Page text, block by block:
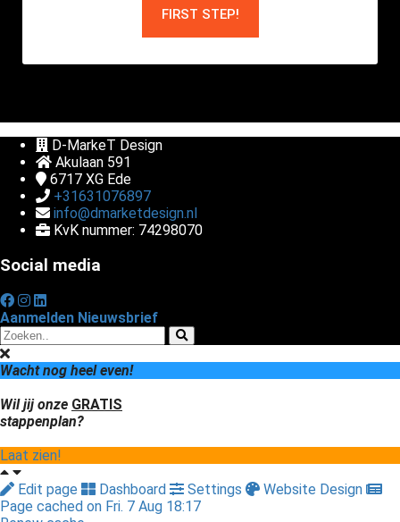
FIRST STEP!
D-MarkeT Design
Akulaan 591
6717 XG Ede
+31631076897
info@dmarketdesign.nl
KvK nummer: 74298070
Social media
Aanmelden Nieuwsbrief
Wacht nog heel even!
Wil jij onze GRATIS
stappenplan?
Laat zien!
Edit page
Dashboard Settings
Website Design
Page cached on Fri. 7 Aug 18:17